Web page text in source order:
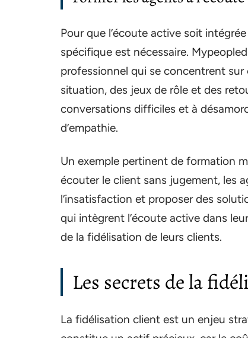
Pour que l’écoute active soit
spécifique est nécessaire.
professionnel qui se concentrent
situation, des jeux de rôle et des
conversations difficiles et à
d’empathie.
Un exemple pertinent de formation
écouter le client sans jugement, les
l’insatisfaction et proposer des
qui intègrent l’écoute active dans
de la fidélisation de leurs clients.
Les secrets de la
La fidélisation client est un enjeu